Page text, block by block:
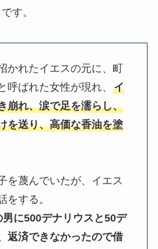
す。
かれたイエスの元に、町
呼ばれた女性が現れ、 イ
崩れ、涙で足を濡らし、
を送り、高価な香油を塗
を蔑んでいたが、イエス
をする。
男に500デナリウスと50デ
返済できなかったので借